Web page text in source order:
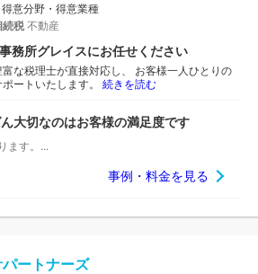
得意分野・得意業種
続税 不動産
務所グレイスにお任せください
な税理士が直接対応し、 お客様一人ひとりの
ートいたします。 続きを読む
ん大切なのはお客様の満足度です
ます。...
事例・料金を見る
ートナーズ